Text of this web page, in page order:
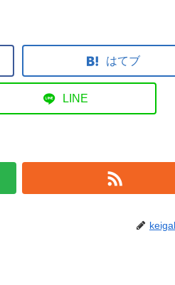
はてブ
LINE